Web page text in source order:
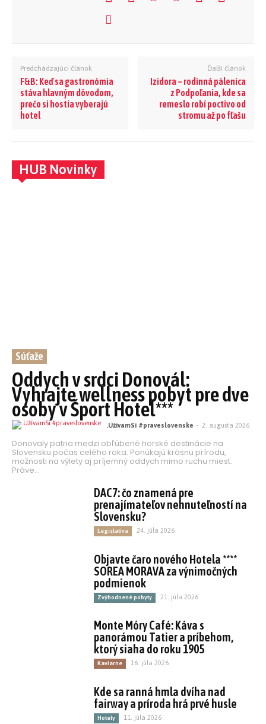
Predchádzajúci článok
F&B: Keď sa gastronómia
stáva hlavným dôvodom,
prečo si hostia vyberajú
hotel
Ďalší článok
Izidora – rodinná pálenica
z Podpoľania, kde sa
remeslo robí poctivo od
stromu až po fľašu
HUB Novinky
Súťaže
Oddych v srdci Donovál:
Vyhrajte wellness pobyt pre dve
osoby v Šport Hotel***
.UžívamSi #praveslovenske - 2. augusta 2026
Donovaly patria medzi obľúbené horské destinácie na
Slovensku počas celého roka. Ponúkajú krásnu prírodu,
možnosti na výlety aj príjemný oddych mimo ruchu miest.
Práve...
DAC7: čo znamená pre
prenajímateľov nehnuteľností na
Slovensku?
Legislatíva 24. júla 2026
Objavte čaro nového Hotela ****
SOREA MORAVA za výnimočných
podmienok
Zvýhodnené pobyty 21. júla 2026
Monte Móry Café: Káva s
panorámou Tatier a príbehom,
ktorý siaha do roku 1905
Kaviarne 16. júla 2026
Kde sa ranná hmla dvíha nad
fairway a príroda hrá prvé husle
Hotely 11. júla 2026